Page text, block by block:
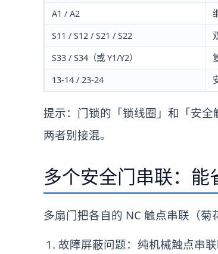
A1 / A2
S11 / S12 / S21 / S22
S33 / S34（或 Y1/Y2）
13-14 / 23-24
提示：门锁的「锁线圈」和「安
两者别接混。
多个安全门串联：
多扇门把各自的 NC 触点串联（菊
故障屏蔽问题：纯机械触点串